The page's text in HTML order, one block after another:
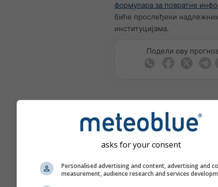
формулара за повратне
биће прослеђени
институцијама.
Подели ову
meteoMail -
Добијајте упозорења на
meteoMail је бесплатан и
одјавити у било ком
asks for your consent
Personalised advertising and content, advertising and
measurement, audience research and services